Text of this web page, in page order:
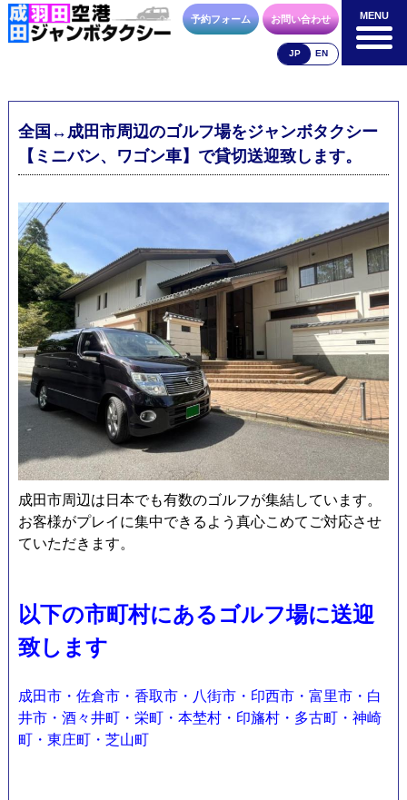
MENU
成田空港
料金表
羽田空港
料金表
空港送迎以外
料金表
車種・荷物 お支払方法 合流方法
お問合せ 予約フォーム
予約フォーム お問い合わせ
JP EN
MENU
全国↔成田市周辺のゴルフ場をジャンボタクシー
【ミニバン、ワゴン車】で貸切送迎致します。
成田市周辺は日本でも有数のゴルフが集結しています。
お客様がプレイに集中できるよう真心こめてご対応させ
ていただきます。
以下の市町村にあるゴルフ場に送迎
致します
成田市・佐倉市・香取市・八街市・印西市・富里市・白
井市・酒々井町・栄町・本埜村・印旛村・多古町・神崎
町・東庄町・芝山町